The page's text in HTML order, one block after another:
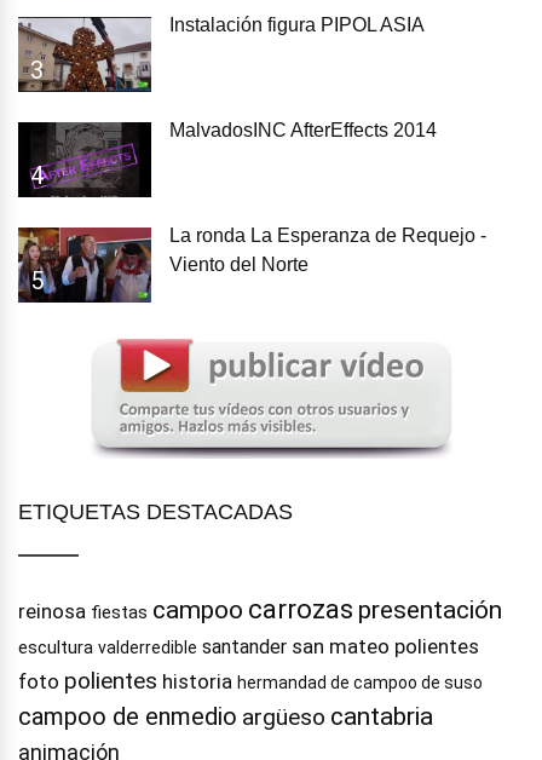
3
Instalación figura PIPOL ASIA
4
MalvadosINC AfterEffects 2014
5
La ronda La Esperanza de Requejo -
Viento del Norte
ETIQUETAS DESTACADAS
reinosa fiestas campoo carrozas presentación
escultura valderredible santander san mateo polientes
foto polientes historia hermandad de campoo de suso
campoo de enmedio argüeso cantabria
animación